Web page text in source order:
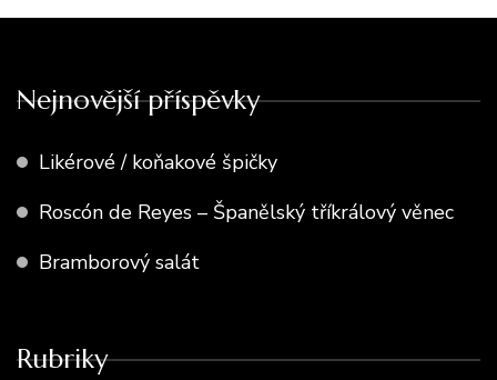
Nejnovější příspěvky
Likérové / koňakové špičky
Roscón de Reyes – Španělský tříkrálový věnec
Bramborový salát
Rubriky